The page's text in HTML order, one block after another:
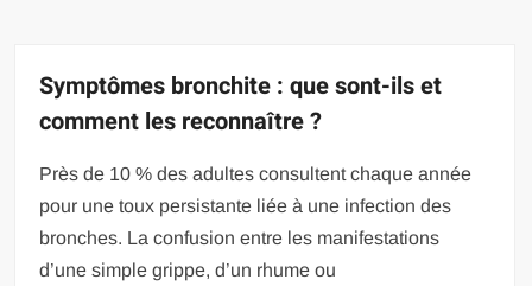
Symptômes bronchite : que sont-ils et
comment les reconnaître ?
Près de 10 % des adultes consultent chaque année
pour une toux persistante liée à une infection des
bronches. La confusion entre les manifestations
d’une simple grippe, d’un rhume ou